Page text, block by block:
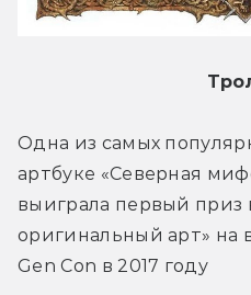
Одна из самых
артбуке «Северная
выиграла первый
оригинальный арт» на
Gen Con в 2017 году